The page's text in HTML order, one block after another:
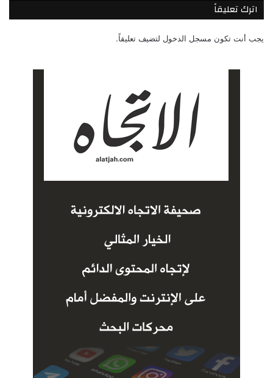
اترك تعليقاً
يجب أنت تكون مسجل الدخول لتضيف تعليقاً.